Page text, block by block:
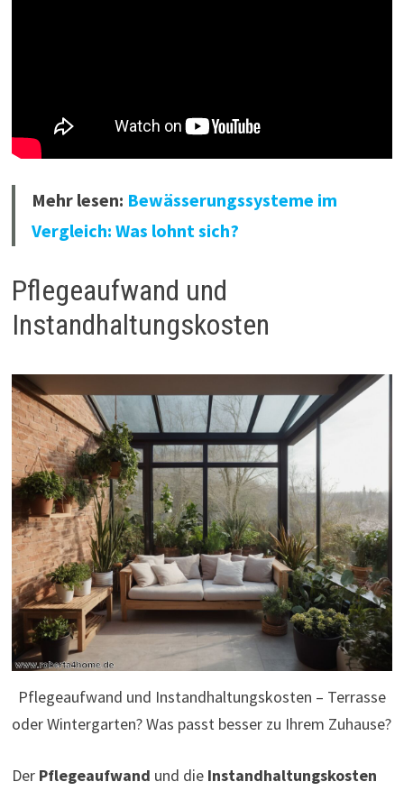
Mehr lesen: Bewässerungssysteme im
Vergleich: Was lohnt sich?
Pflegeaufwand und
Instandhaltungskosten
Pflegeaufwand und Instandhaltungskosten – Terrasse
oder Wintergarten? Was passt besser zu Ihrem Zuhause?
Der Pflegeaufwand und die Instandhaltungskosten